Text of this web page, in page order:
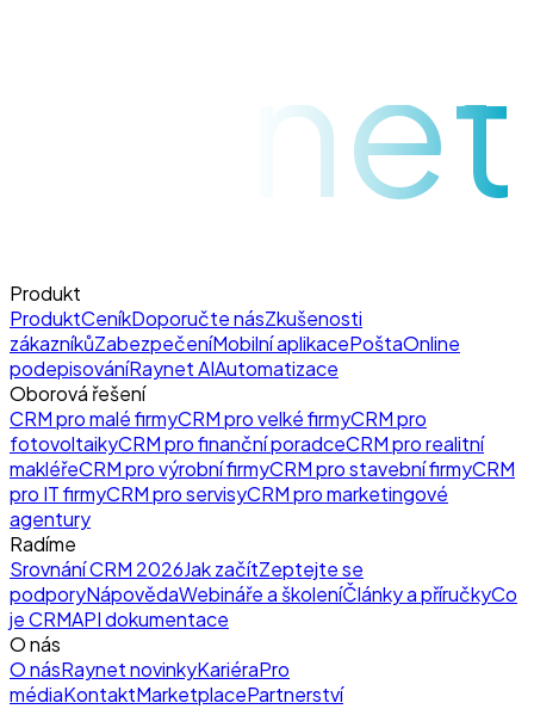
raynet
Produkt
ProduktCeníkDoporučte násZkušenosti
zákazníkůZabezpečeníMobilní aplikacePoštaOnline
podepisováníRaynet AIAutomatizace
Oborová řešení
CRM pro malé firmyCRM pro velké firmyCRM pro
fotovoltaikyCRM pro finanční poradceCRM pro realitní
makléřeCRM pro výrobní firmyCRM pro stavební firmyCRM
pro IT firmyCRM pro servisyCRM pro marketingové
agentury
Radíme
Srovnání CRM 2026Jak začítZeptejte se
podporyNápovědaWebináře a školeníČlánky a příručkyCo
je CRMAPI dokumentace
O nás
O násRaynet novinkyKariéraPro
médiaKontaktMarketplacePartnerství